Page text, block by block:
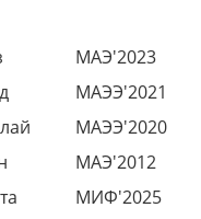
МАЭ'2023
МАЭЭ'2021
МАЭЭ'2020
МАЭ'2012
МИФ'2025